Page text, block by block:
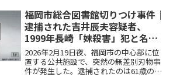
ま姿を消しました。1984年、札幌の閑静
な住宅街で起...
福岡市総合図書館切りつけ事件｜
逮捕された吉井辰夫容疑者、
1999年長崎「妹殺害」犯と名
前・年齢が完全一致
2026年2月19日夜、福岡市の中心部に位
置する公共施設で、突然の無差別刃物事
件が発生した。逮捕されたのは61歳の無